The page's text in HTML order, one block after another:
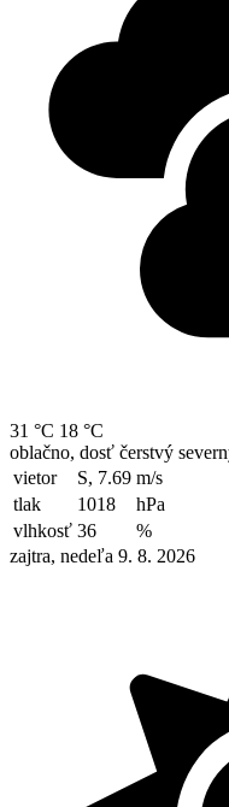
31 °C 18 °C
oblačno, dosť čerstvý
vietor
S, 7.69 m/s
tlak
1018
hPa
vlhkosť 36
%
zajtra, nedeľa 9. 8. 2026